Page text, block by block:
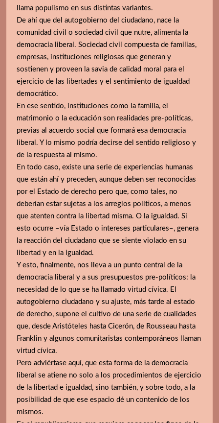
llama populismo en sus distintas variantes.
De ahí que del autogobierno del ciudadano, nace la
comunidad civil o sociedad civil que nutre, alimenta la
democracia liberal. Sociedad civil compuesta de familias,
empresas, instituciones religiosas que generan y
sostienen y proveen la savia de calidad moral para el
ejercicio de las libertades y el sentimiento de igualdad
democrático.
En ese sentido, instituciones como la familia, el
matrimonio o la educación son realidades pre-políticas,
previas al acuerdo social que formará esa democracia
liberal. Y lo mismo podría decirse del sentido religioso y
de la respuesta al mismo.
En todo caso, existe una serie de experiencias humanas
que están ahí y preceden, aunque deben ser reconocidas
por el Estado de derecho pero que, como tales, no
deberían estar sujetas a los arreglos políticos, a menos
que atenten contra la libertad misma. O la igualdad. Si
esto ocurre –vía Estado o intereses particulares–, genera
la reacción del ciudadano que se siente violado en su
libertad y en la igualdad.
Y esto, finalmente, nos lleva a un punto central de la
democracia liberal y a sus presupuestos pre-políticos: la
necesidad de lo que se ha llamado virtud cívica. El
autogobierno ciudadano y su ajuste, más tarde al estado
de derecho, supone el cultivo de una serie de cualidades
que, desde Aristóteles hasta Cicerón, de Rousseau hasta
Franklin y algunos comunitaristas contemporáneos llaman
virtud cívica.
Pero adviértase aquí, que esta forma de la democracia
liberal se atiene no solo a los procedimientos de ejercicio
de la libertad e igualdad, sino también, y sobre todo, a la
posibilidad de que ese espacio dé un contenido de los
mismos.